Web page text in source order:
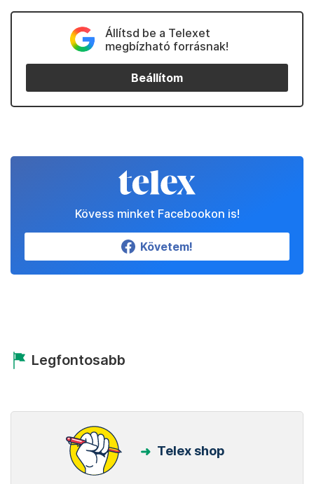
Állítsd be a Telexet
megbízható forrásnak!
Beállítom
Kövess minket Facebookon is!
Követem!
Legfontosabb
Telex shop